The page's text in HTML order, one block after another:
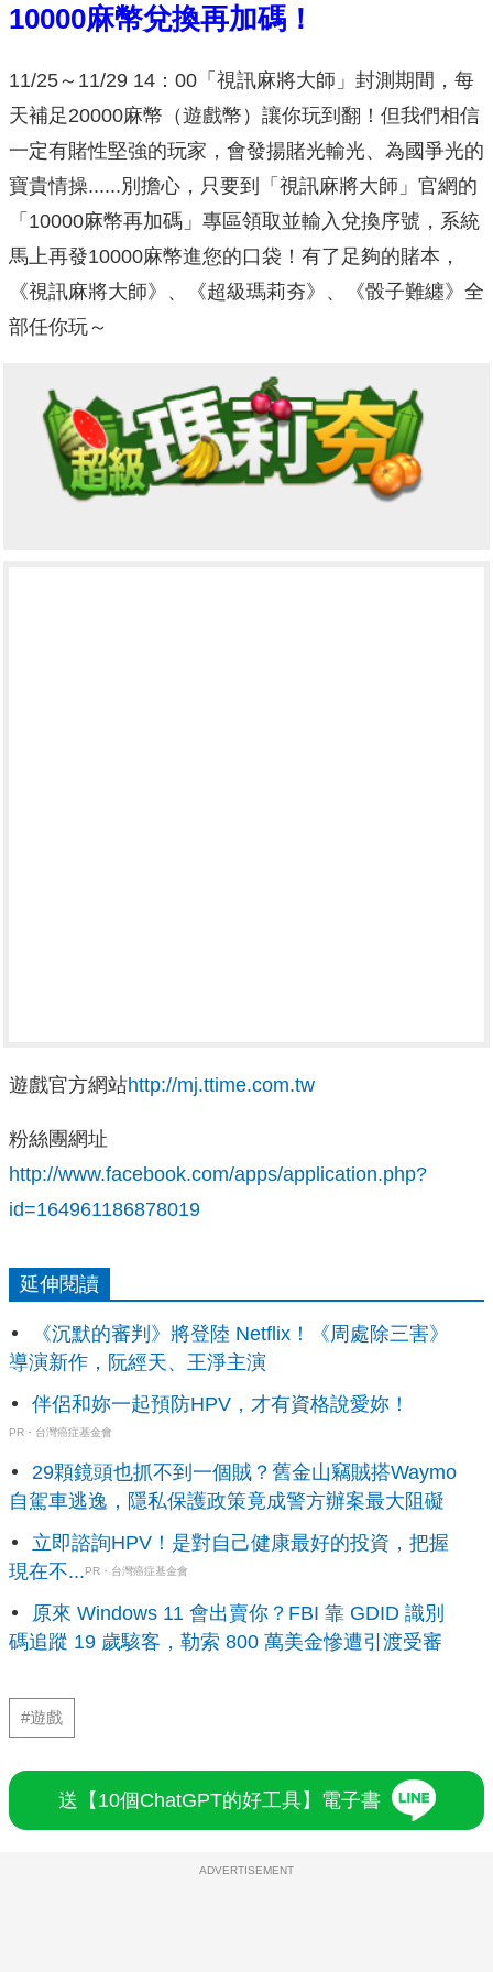
10000麻幣兌換再加碼！
11/25～11/29 14：00「視訊麻將大師」封測期間，每
天補足20000麻幣（遊戲幣）讓你玩到翻！但我們相信
一定有賭性堅強的玩家，會發揚賭光輸光、為國爭光的
寶貴情操......別擔心，只要到「視訊麻將大師」官網的
「10000麻幣再加碼」專區領取並輸入兌換序號，系統
馬上再發10000麻幣進您的口袋！有了足夠的賭本，
《視訊麻將大師》、《超級瑪莉夯》、《骰子難纏》全
部任你玩～
遊戲官方網站http://mj.ttime.com.tw
粉絲團網址
http://www.facebook.com/apps/application.php?
id=164961186878019
延伸閱讀
《沉默的審判》將登陸 Netflix！《周處除三害》
導演新作，阮經天、王淨主演
伴侶和妳一起預防HPV，才有資格說愛妳！
PR・台灣癌症基金會
29顆鏡頭也抓不到一個賊？舊金山竊賊搭Waymo
自駕車逃逸，隱私保護政策竟成警方辦案最大阻礙
立即諮詢HPV！是對自己健康最好的投資，把握
現在不...PR・台灣癌症基金會
原來 Windows 11 會出賣你？FBI 靠 GDID 識別
碼追蹤 19 歲駭客，勒索 800 萬美金慘遭引渡受審
#遊戲
送【10個ChatGPT的好工具】電子書
ADVERTISEMENT